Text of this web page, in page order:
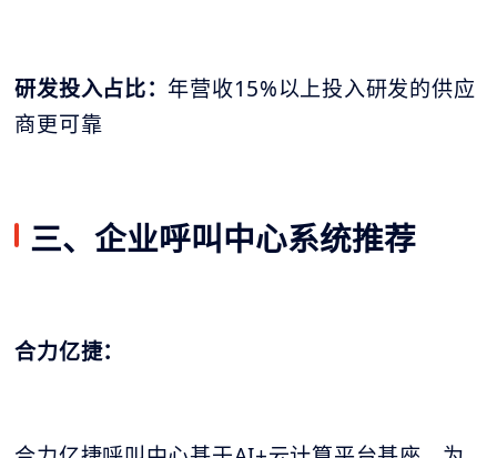
研发投入占比： 年营收15%以上投入研发的供应
商更可靠
三、企业呼叫中心系统推荐
合力亿捷：